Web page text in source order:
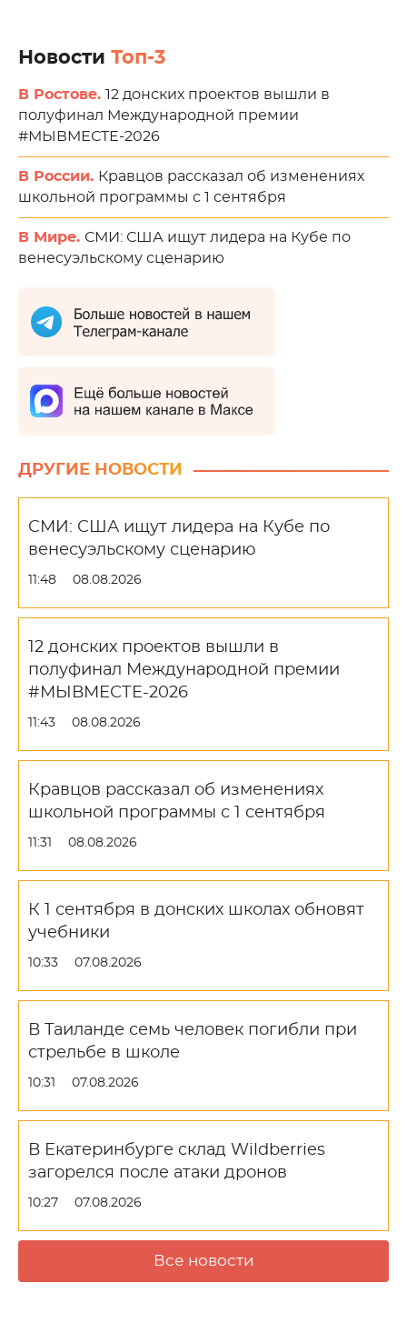
Новости Топ-3
В Ростове. 12 донских проектов вышли в
полуфинал Международной премии
#МЫВМЕСТЕ-2026
В России. Кравцов рассказал об изменениях
школьной программы с 1 сентября
В Мире. СМИ: США ищут лидера на Кубе по
венесуэльскому сценарию
ДРУГИЕ НОВОСТИ
СМИ: США ищут лидера на Кубе по
венесуэльскому сценарию
11:48 08.08.2026
12 донских проектов вышли в
полуфинал Международной премии
#МЫВМЕСТЕ-2026
11:43 08.08.2026
Кравцов рассказал об изменениях
школьной программы с 1 сентября
11:31 08.08.2026
К 1 сентября в донских школах обновят
учебники
10:33 07.08.2026
В Таиланде семь человек погибли при
стрельбе в школе
10:31 07.08.2026
В Екатеринбурге склад Wildberries
загорелся после атаки дронов
10:27 07.08.2026
Все новости